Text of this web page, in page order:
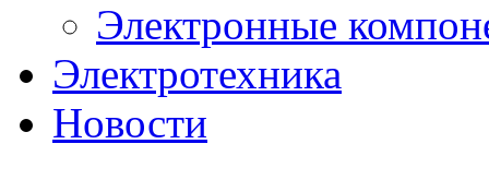
Электронные
Электротехника
Новости